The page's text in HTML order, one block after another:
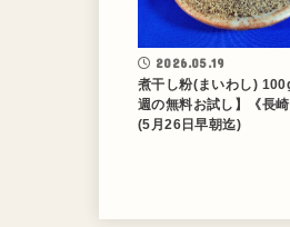
2026.05.19
煮干し粉(まいわし)
週の無料お試し】《長崎
(5月26日早朝迄)